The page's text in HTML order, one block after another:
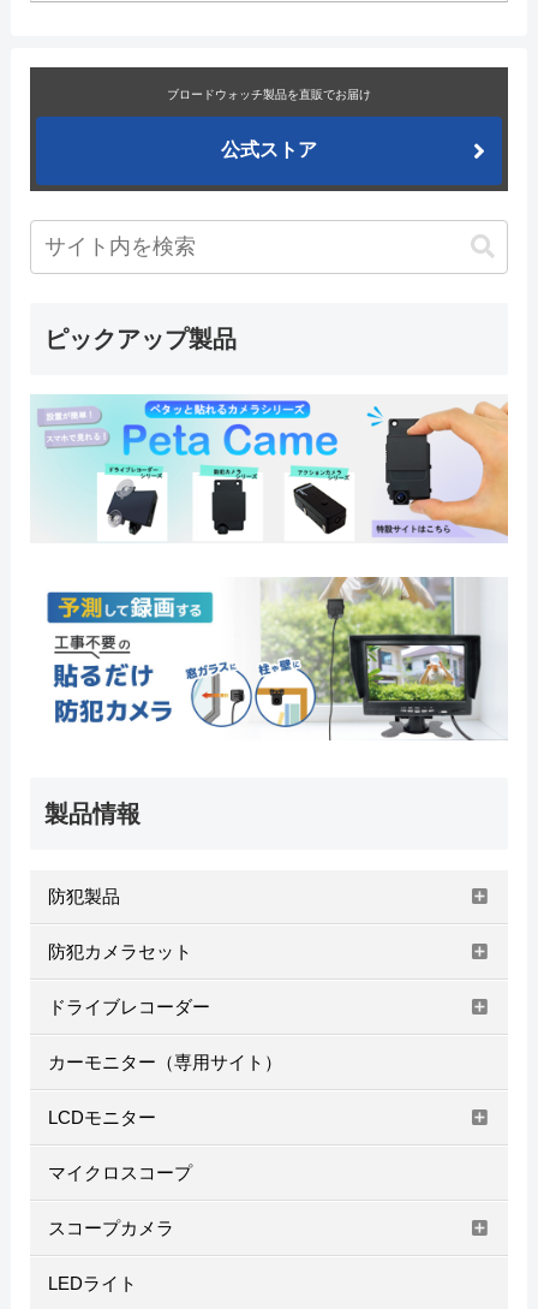
ブロードウォッチ製品を直販でお届け
公式ストア
ピックアップ製品
製品情報
防犯製品
防犯カメラセット
ドライブレコーダー
カーモニター（専用サイト）
LCDモニター
マイクロスコープ
スコープカメラ
LEDライト